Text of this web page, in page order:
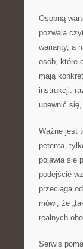
Osobną
pozwala
warianty, a
osób, które
mają
instrukcji:
upewnić
Ważne jest
petenta,
pojawia się
podejście
przeciąga
mówi, że
realnych
Serwis